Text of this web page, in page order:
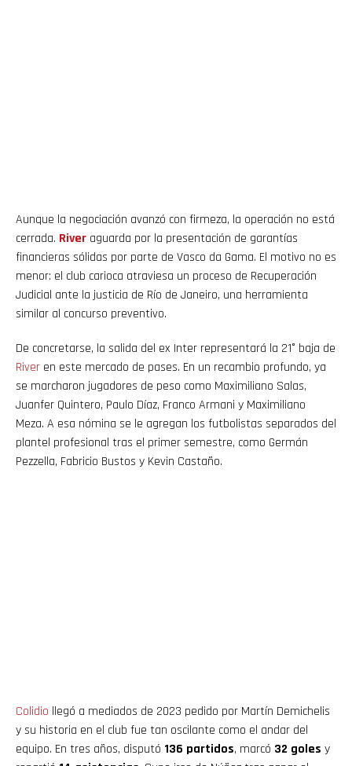
Aunque la negociación avanzó con firmeza, la operación no está
cerrada. River aguarda por la presentación de garantías
financieras sólidas por parte de Vasco da Gama. El motivo no es
menor: el club carioca atraviesa un proceso de Recuperación
Judicial ante la justicia de Río de Janeiro, una herramienta
similar al concurso preventivo.
De concretarse, la salida del ex Inter representará la 21° baja de
River en este mercado de pases. En un recambio profundo, ya
se marcharon jugadores de peso como Maximiliano Salas,
Juanfer Quintero, Paulo Díaz, Franco Armani y Maximiliano
Meza. A esa nómina se le agregan los futbolistas separados del
plantel profesional tras el primer semestre, como Germán
Pezzella, Fabricio Bustos y Kevin Castaño.
Colidio llegó a mediados de 2023 pedido por Martín Demichelis
y su historia en el club fue tan oscilante como el andar del
equipo. En tres años, disputó 136 partidos, marcó 32 goles y